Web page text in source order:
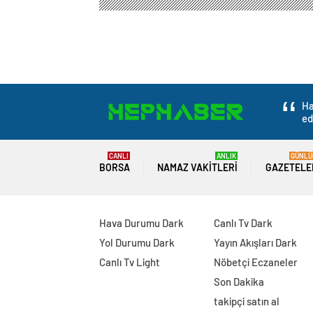
BORSA
CANLI
NAMAZ VAKITLERI
ANLIK
Hava Durumu Dark
Yol Durumu Dark
Canlı Tv Light
Canlı Tv Dark
Yayın Akışları Dark
Nöbetçi Eczaneler
Son Dakika
takipçi satın al